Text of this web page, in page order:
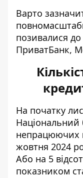
Варто
позивалися
ПриватБанк,
На початку
Національний
непрацюючих
жовтня 2024
Або на 5
показником